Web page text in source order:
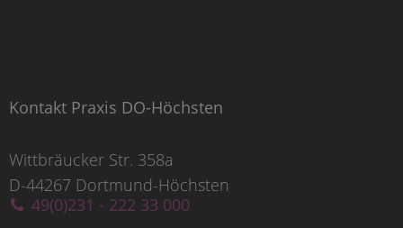
Kontakt Praxis DO-Höchsten
Wittbräucker Str. 358a
D-44267 Dortmund-Höchsten
49(0)231 - 222 33 000